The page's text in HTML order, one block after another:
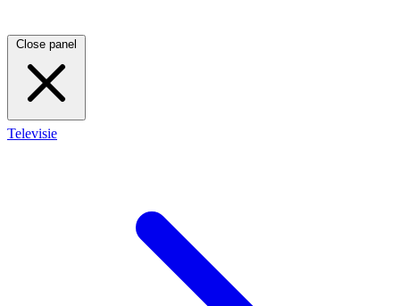
Close panel
Televisie